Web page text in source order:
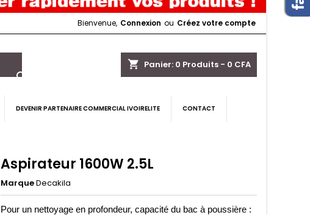
Bienvenue, Connexion ou Créez votre compte
shopping_cart Panier: 0 Produits - 0 CFA

DEVENIR PARTENAIRE COMMERCIAL IVOIRELITE CONTACT
Aspirateur 1600W 2.5L
MarqueDecakila
Pour un nettoyage en profondeur, capacité du bac à poussière :